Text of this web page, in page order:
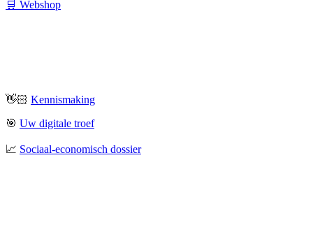
🛒 Webshop
👋🏻 Kennismaking
🎯 Uw digitale troef
📈 Sociaal-economisch dossier